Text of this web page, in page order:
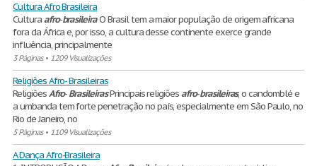
Cultura Afro Brasileira
Culturaafro-brasileiraO Brasil tem a maior população de origem africana
fora da África e, por isso, a cultura desse continente exerce grande
influência, principalmente
3 Páginas• 1209 Visualizações
Religiões Afro- Brasileiras
ReligiõesAfro-BrasileirasPrincipais religiõesafro-brasileiras, o candomblé e
a umbanda tem forte penetração no país, especialmente em São Paulo, no
Rio de Janeiro, no
5 Páginas• 1109 Visualizações
A Dança Afro-Brasileira